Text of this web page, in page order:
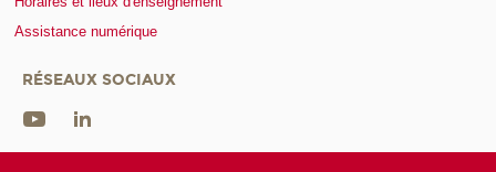
Assistance numérique
RÉSEAUX SOCIAUX